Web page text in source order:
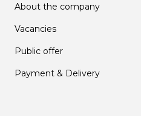
About the company
Vacancies
Public offer
Payment & Delivery